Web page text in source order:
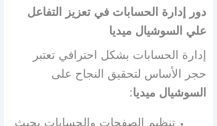
دور إدارة الحسابات في تعزيز التفاعل
علي السوشيال ميديا
إدارة الحسابات بشكل احترافي تعتبر
حجر الأساس لتحقيق النجاح على
السوشيال ميديا:
تنظيم الصفحات والحسابات بحيث